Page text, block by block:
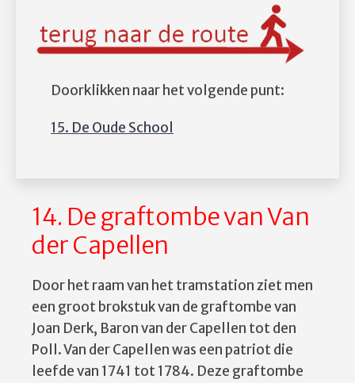
Doorklikken naar het volgende punt:
15. De Oude School
14. De graftombe van Van
der Capellen
Door het raam van het tramstation ziet men
een groot brokstuk van de graftombe van
Joan Derk, Baron van der Capellen tot den
Poll. Van der Capellen was een patriot die
leefde van 1741 tot 1784. Deze graftombe